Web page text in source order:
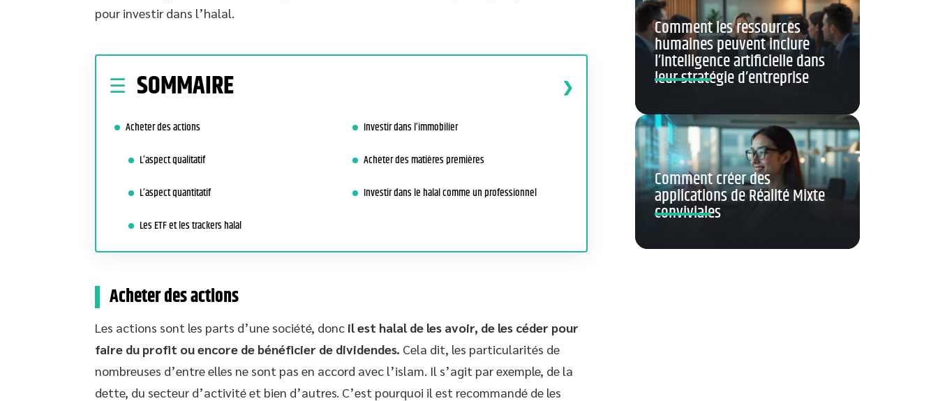
pour investir dans l’halal.
SOMMAIRE
Acheter des actions
L’aspect qualitatif
L’aspect quantitatif
Les ETF et les trackers halal
Investir dans l’immobilier
Acheter des matières premières
Investir dans le halal comme un professionnel
Acheter des actions
Les actions sont les parts d’une société, donc il est halal de les avoir, de les céder pour
faire du profit ou encore de bénéficier de dividendes. Cela dit, les particularités de
nombreuses d’entre elles ne sont pas en accord avec l’islam. Il s’agit par exemple, de la
dette, du secteur d’activité et bien d’autres. C’est pourquoi il est recommandé de les
Comment les ressources
humaines peuvent inclure
l’intelligence artificielle dans
leur stratégie d’entreprise
Comment créer des
applications de Réalité Mixte
conviviales